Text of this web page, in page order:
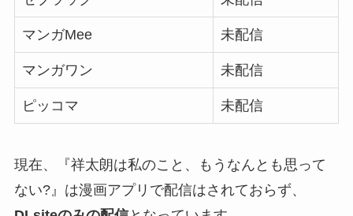
マンガMee 未配信
マンガワン 未配信
ピッコマ 未配信
現在、『祥太朗は私のこと、もうなんとも思って
ない?』は漫画アプリで配信はされておらず、